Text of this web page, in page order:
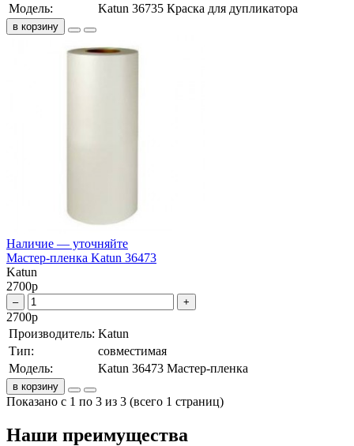
Модель:
Katun 36735 Краска для дупликатора
в корзину
Наличие — уточняйте
Мастер-пленка Katun 36473
Katun
2700р
– +
2700р
Производитель: Katun
Тип:
совместимая
Модель:
Katun 36473 Мастер-пленка
в корзину
Показано с 1 по 3 из 3 (всего 1 страниц)
Наши преимущества